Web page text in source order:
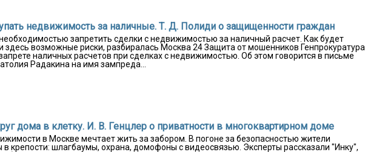
недвижимость за наличные. Т. Д. Полиди о защищенности граждан
необходимостью запретить сделки с недвижимостью за наличный расчет. Как будет
здесь возможные риски, разбиралась Москва 24 Защита от мошенников Генпрокуратура
наличных расчетов при сделках с недвижимостью. Об этом говорится в письме
Радакина на имя зампреда...
дома в клетку. И. В. Генцлер о приватности в многоквартирном доме
в Москве мечтает жить за забором. В погоне за безопасностью жители
крепости: шлагбаумы, охрана, домофоны с видеосвязью. Эксперты рассказали "Инку",